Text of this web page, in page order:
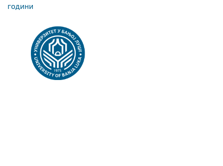
години